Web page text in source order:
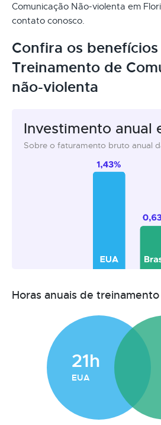
Comunicação Não-violenta em
contato conosco.
Confira os
Treinamento de
não-violenta
Investimento anual
Sobre o faturamento bruto anual
Horas anuais de
21h
EUA